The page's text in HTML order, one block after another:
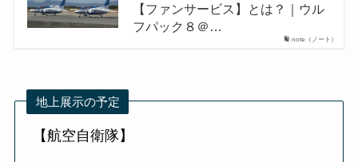
note（ノート）
【ファンサービス】とは？｜ウル
フパック８＠…
地上展示の予定
【航空自衛隊】